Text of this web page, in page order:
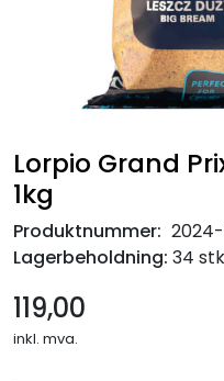
Lorpio Grand
1kg
Produktnummer:
Lagerbeholdning: 34
119,00
inkl. mva.